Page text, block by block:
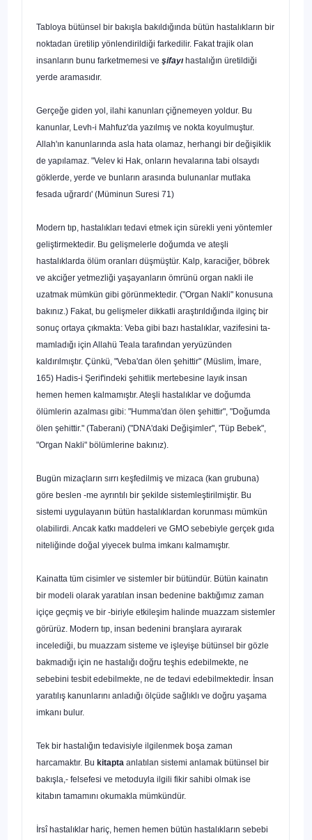
Tabloya bütünsel bir bakışla bakıldığında bütün hastalıkların bir
nokta­dan üretilip yönlendirildiği farkedilir. Fakat trajik olan
insanların bunu farketmemesi ve şifayı hastalığın üretildiği
yerde aramasıdır.
Gerçeğe giden yol, ilahi kanunları çiğnemeyen yoldur. Bu
kanunlar, Levh-i Mahfuz'da yazılmış ve nokta koyulmuştur.
Allah'ın kanunlarında asla hata olamaz, herhangi bir değişiklik
de yapılamaz. "Velev ki Hak, onların hevalarına tabi olsaydı
göklerde, yerde ve bunların arasında bulunanlar mutlaka
fesada uğrardı' (Müminun Suresi 71)
Modern tıp, hastalıkları tedavi etmek için sürekli yeni yöntemler
geliştirmektedir. Bu gelişmelerle doğumda ve ateşli
hastalıklarda ölüm oranları düşmüştür. Kalp, karaciğer, böbrek
ve akciğer yetmezliği yaşayanların ömrünü organ nakli ile
uzatmak mümkün gibi görünmektedir. ("Organ Nakli" konusuna
bakınız.) Fakat, bu gelişmeler dikkatli araştırıldığında il­ginç bir
sonuç ortaya çıkmakta: Veba gibi bazı hastalıklar, vazifesini ta­
mamladığı için Allahü Teala tarafından yeryüzünden
kaldırılmıştır. Çünkü, "Veba'dan ölen şehittir" (Müslim, İmare,
165) Hadis-i Şerif'indeki şehitlik mertebesine layık insan
hemen hemen kalmamıştır. Ateşli hastalıklar ve doğumda
ölümlerin azalması gibi: "Humma'dan ölen şehittir", "Doğumda
ölen şehittir." (Taberani) ("DNA'daki Değişimler", 'Tüp Bebek",
"Organ Nakli" bölümlerine bakınız).
Bugün mizaçların sırrı keşfedilmiş ve mizaca (kan grubuna)
göre beslen -me ayrıntılı bir şekilde sistemleştirilmiştir. Bu
sistemi uygulayanın bütün hastalıklardan korunması mümkün
olabilirdi. Ancak katkı maddeleri ve GMO sebebiyle gerçek gıda
niteliğinde doğal yiyecek bulma imkanı kal­mamıştır.
Kainatta tüm cisimler ve sistemler bir bütündür. Bütün kainatın
bir mo­deli olarak yaratılan insan bedenine baktığımız zaman
içiçe geçmiş ve bir -biriyle etkileşim halinde muazzam sistemler
görürüz. Modern tıp, insan bedenini branşlara ayırarak
incelediği, bu muazzam sisteme ve işleyişe bütün­sel bir gözle
bakmadığı için ne hastalığı doğru teşhis edebilmekte, ne
sebebini tesbit edebilmekte, ne de tedavi edebilmektedir. İnsan
yaratılış kanun­larını anladığı ölçüde sağlıklı ve doğru yaşama
imkanı bulur.
Tek bir hastalığın tedavisiyle ilgilenmek boşa zaman
harcamaktır. Bu kitapta anlatılan sistemi anlamak bütünsel bir
bakışla,- felsefesi ve metoduyla ilgili fikir sahibi olmak ise
kitabın tamamını okumakla mümkündür.
İrsî hastalıklar hariç, hemen hemen bütün hastalıkların sebebi